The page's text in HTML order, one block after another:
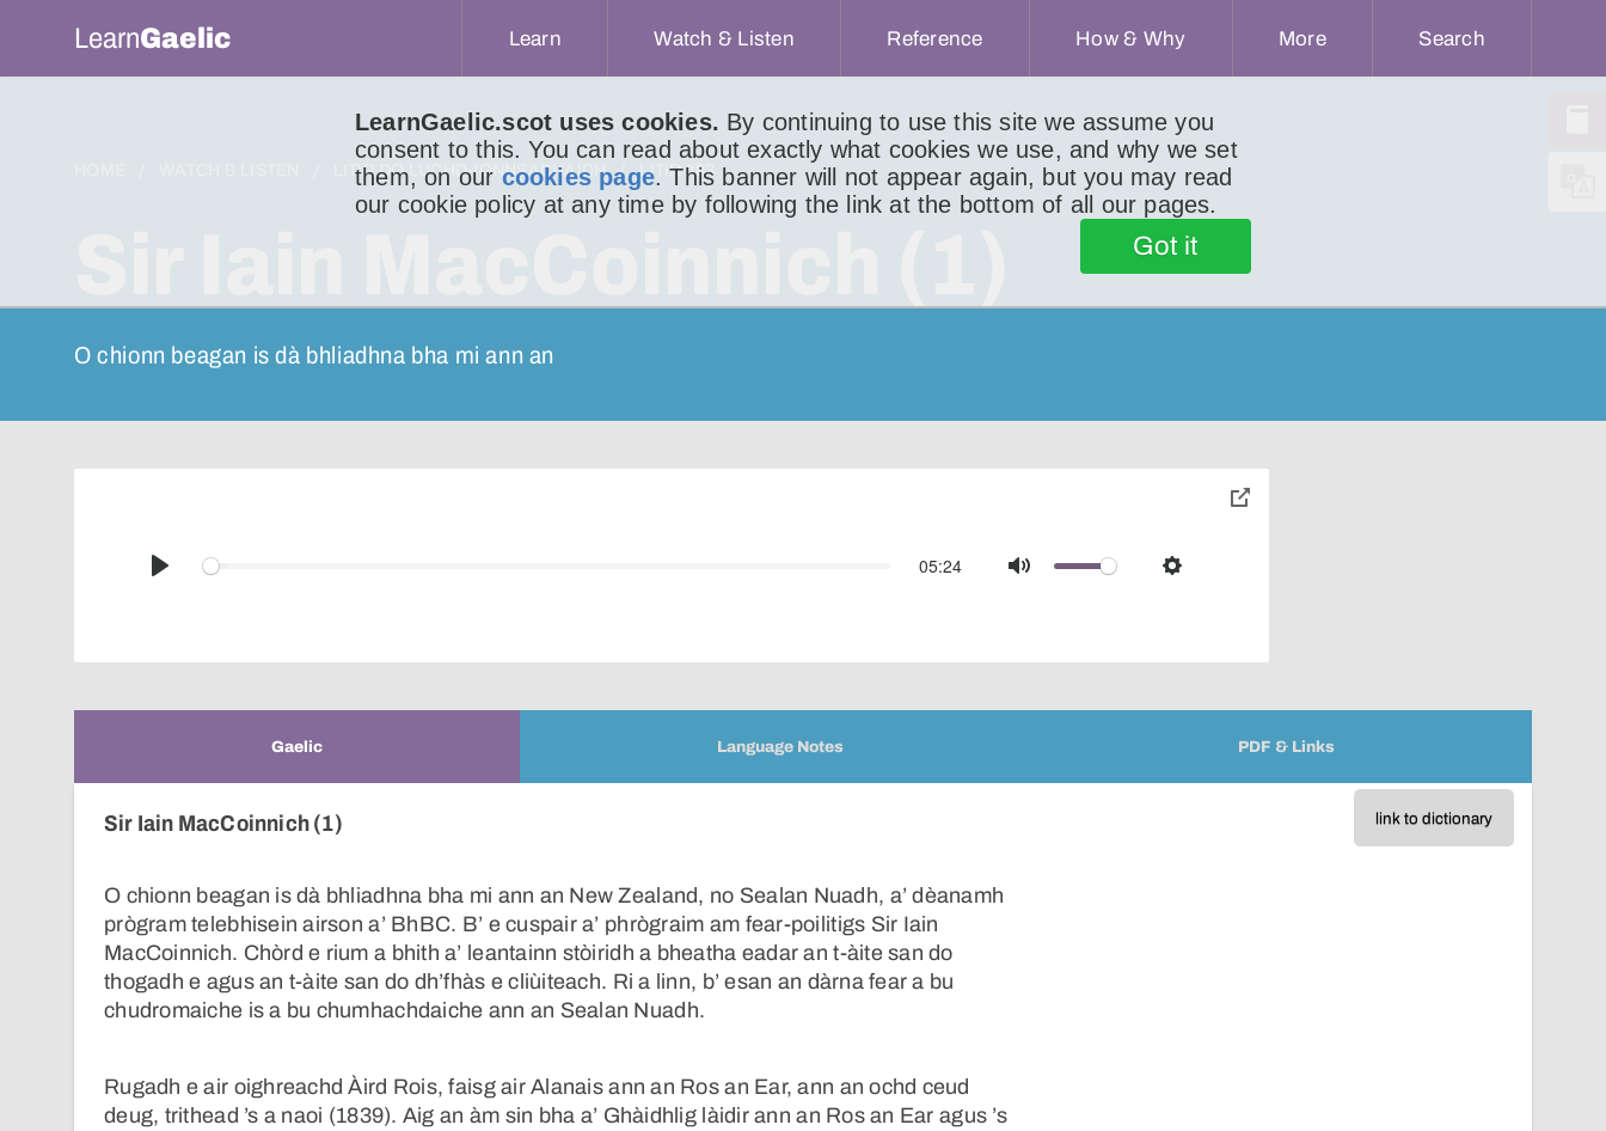
LearnGaelic.scot uses cookies. By continuing to use this site we assume you
consent to this. You can read about exactly what cookies we use, and why we set
them, on our cookies page. This banner will not appear again, but you may read
our cookie policy at any time by following the link at the bottom of all our pages.
Got it
LearnGaelic Learn Watch & Listen Reference How & Why More Search
LITIR DO LUCHD-IONNSACHAIDH LITIR 483
O chionn beagan is dà bhliadhna bha mi ann an
Play
05:24
Mute Settings
toggle
Gaelic Language Notes PDF & Links
link to dictionary
Sir Iain MacCoinnich (1)
O chionn beagan is dà bhliadhna bha mi ann an New Zealand, no Sealan Nuadh, a’ dèanamh
prògram telebhisein airson a’ BhBC. B’ e cuspair a’ phrògraim am fear-poilitigs Sir Iain
MacCoinnich. Chòrd e rium a bhith a’ leantainn stòiridh a bheatha eadar an t-àite san do
thogadh e agus an t-àite san do dh’fhàs e cliùiteach. Ri a linn, b’ esan an dàrna fear a bu
chudromaiche is a bu chumhachdaiche ann an Sealan Nuadh.
Rugadh e air oighreachd Àird Rois, faisg air Alanais ann an Ros an Ear, ann an ochd ceud
deug, trithead ’s a naoi (1839). Aig an àm sin bha a’ Ghàidhlig làidir ann an Ros an Ear agus ’s